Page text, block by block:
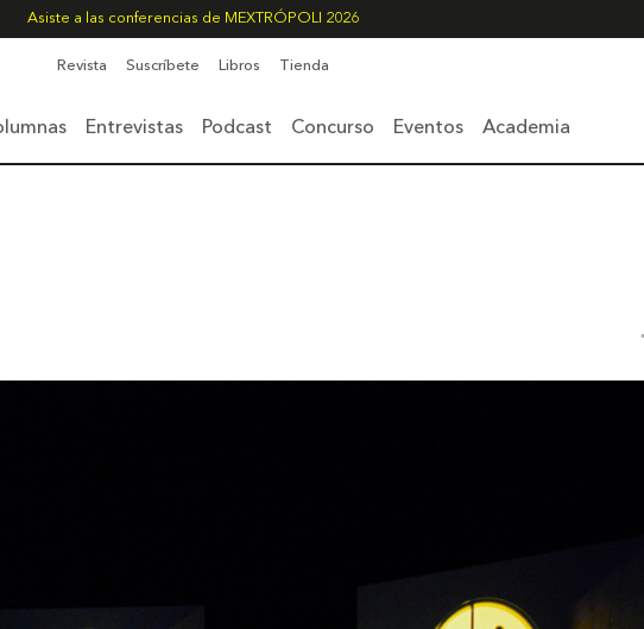
Asiste a las conferencias de MEXTRÓPOLI 2026
Revista Suscríbete Libros Tienda
Entrevistas Podcast Concurso Eventos Academia